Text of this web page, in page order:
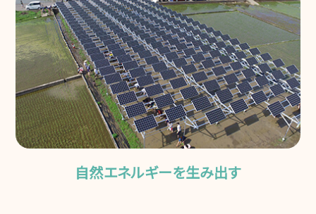
自然エネルギーを生み出す